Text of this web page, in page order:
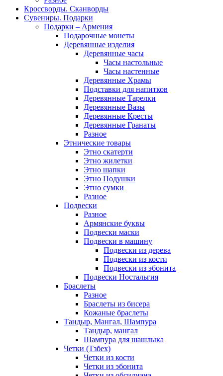
Кроссворды. Сканворды
Сувениры. Подарки
Подарки – Армения
Подарочные монеты
Деревянные изделия
Деревянные часы
Часы настольные
Часы настенные
Деревянные Храмы
Подставки для напитков
Деревянные Тарелки
Деревянные Вазы
Деревянные Кресты
Деревянные Гранаты
Разное
Этнические товары
Этно скатерти
Этно жилетки
Этно шапки
Этно Подушки
Этно сумки
Разное
Подвески
Разное
Армянские буквы
Подвески маски
Подвески в машину
Подвески из дерева
Подвески из кости
Подвески из эбонита
Подвески Ностальгия
Браслеты
Разное
Браслеты из бисера
Кожаные браслеты
Тандыр, Мангал, Шампура
Тандыр, мангал
Шампура для шашлыка
Четки (Тзбех)
Четки из кости
Четки из эбонита